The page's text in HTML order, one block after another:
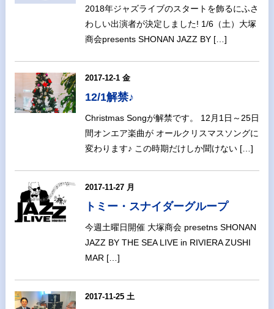
2018年ジャズライブのスタートを飾るにふさ
わしい出演者が決定しました! 1/6（土）大塚
商会presents SHONAN JAZZ BY […]
2017-12-1 金
12/1解禁♪
Christmas Songが解禁です。 12月1日～25日
間オンエア楽曲が オールクリスマスソングに
変わります♪ この時期だけしか聞けない […]
2017-11-27 月
トミー・スナイダーグループ
今週土曜日開催 大塚商会 presetns SHONAN
JAZZ BY THE SEA LIVE in RIVIERA ZUSHI
MAR […]
2017-11-25 土